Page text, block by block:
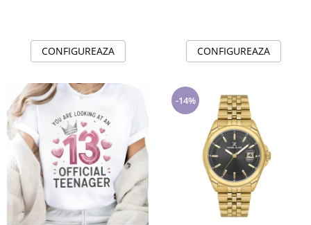
CONFIGUREAZA CONFIGUREAZA
-14%